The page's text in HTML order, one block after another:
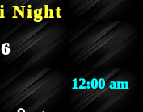
Night
12:00 am